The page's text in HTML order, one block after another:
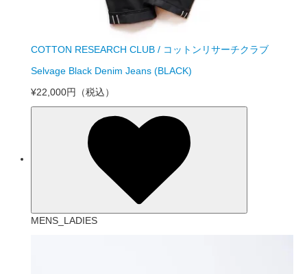
COTTON RESEARCH CLUB / コットンリサーチクラブ
Selvage Black Denim Jeans (BLACK)
¥22,000円
（税込）
MENS_LADIES